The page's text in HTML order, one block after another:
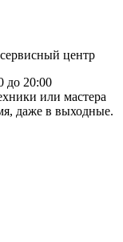
центр
до 20:00
или мастера
даже в выходные.